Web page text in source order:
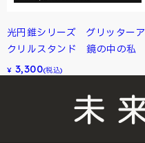
光円錐シリーズ グリッターア
クリルスタンド 鏡の中の私
¥ 3,300(税込)